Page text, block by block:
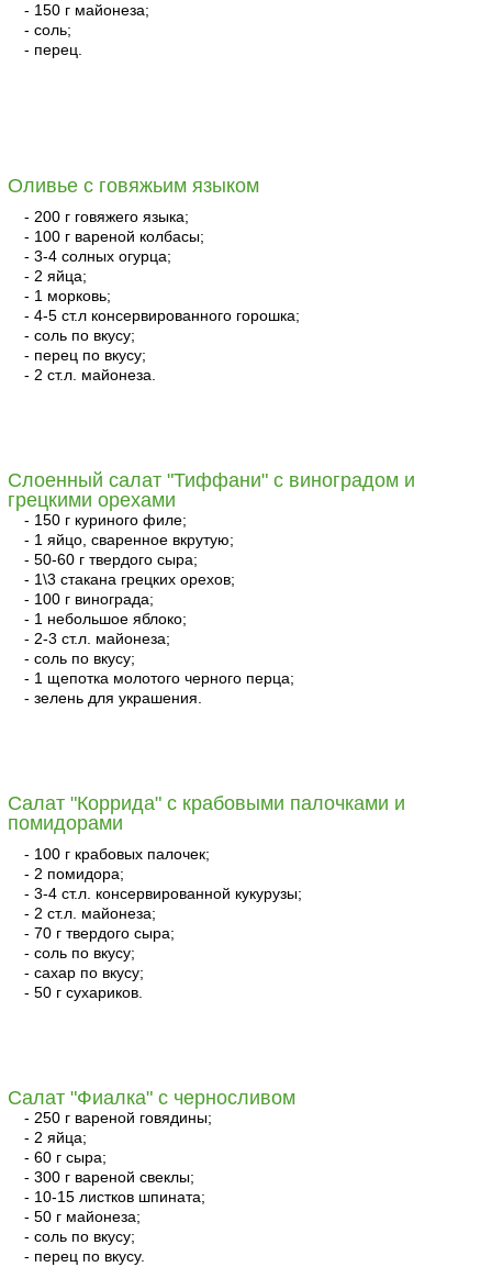
- 150 г майонеза;
- соль;
- перец.
Оливье с говяжьим языком
- 200 г говяжего языка;
- 100 г вареной колбасы;
- 3-4 солных огурца;
- 2 яйца;
- 1 морковь;
- 4-5 ст.л консервированного горошка;
- соль по вкусу;
- перец по вкусу;
- 2 ст.л. майонеза.
Слоенный салат "Тиффани" с виноградом и
грецкими орехами
- 150 г куриного филе;
- 1 яйцо, сваренное вкрутую;
- 50-60 г твердого сыра;
- 1\3 стакана грецких орехов;
- 100 г винограда;
- 1 небольшое яблоко;
- 2-3 ст.л. майонеза;
- соль по вкусу;
- 1 щепотка молотого черного перца;
- зелень для украшения.
Салат "Коррида" с крабовыми палочками и
помидорами
- 100 г крабовых палочек;
- 2 помидора;
- 3-4 ст.л. консервированной кукурузы;
- 2 ст.л. майонеза;
- 70 г твердого сыра;
- соль по вкусу;
- сахар по вкусу;
- 50 г сухариков.
Салат "Фиалка" с черносливом
- 250 г вареной говядины;
- 2 яйца;
- 60 г сыра;
- 300 г вареной свеклы;
- 10-15 листков шпината;
- 50 г майонеза;
- соль по вкусу;
- перец по вкусу.